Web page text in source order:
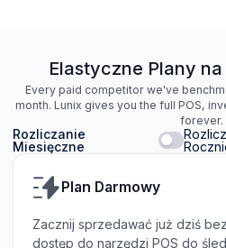
Elastyczne Plany
Every paid competitor we've
month. Lunix gives you the full POS,
forever.
Rozliczanie
Miesięczne
Plan Darmowy
Zacznij sprzedawać już dziś
dostęp do narzędzi POS do